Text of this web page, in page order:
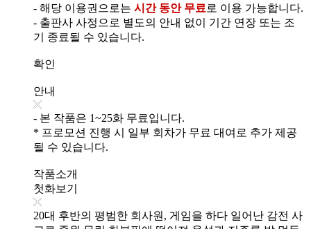
- 해당 이용권으로는 시간 동안 무료 로 이용 가능합니다.
- 출판사 사정으로 별도의 안내 없이 기간 연장 또는 조
기 종료될 수 있습니다.
확인
안내
- 본 작품은 1~25화 무료입니다.
* 프로모션 진행 시 일부 회차가 무료 대여로 추가 제공
될 수 있습니다.
작품소개
첫화보기
20대 후반의 평범한 회사원, 게임을 하다 일어난 감전 사